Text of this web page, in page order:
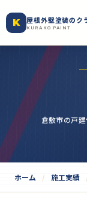
K 屋根外壁塗装のク
KURAKO PAINT
倉敷市の戸
ホーム 施工実績